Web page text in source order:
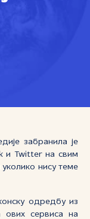
забранила је
и Twitter на свим
нису теме
одредбу из
ових сервиса на